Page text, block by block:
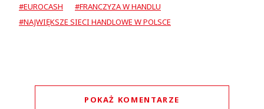
#EUROCASH
#FRANCZYZA W HANDLU
#NAJWIĘKSZE SIECI HANDLOWE W POLSCE
POKAŻ KOMENTARZE